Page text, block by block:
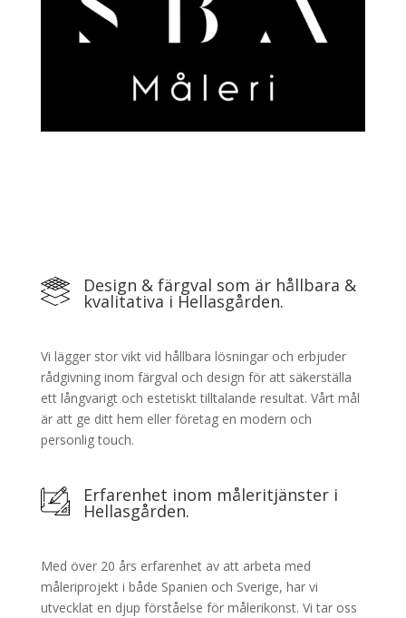
Design & färgval som är hållbara &
kvalitativa i Hellasgården.
Vi lägger stor vikt vid hållbara lösningar och erbjuder
rådgivning inom färgval och design för att säkerställa
ett långvarigt och estetiskt tilltalande resultat. Vårt mål
är att ge ditt hem eller företag en modern och
personlig touch.
Erfarenhet inom måleritjänster i
Hellasgården.
Med över 20 års erfarenhet av att arbeta med
måleriprojekt i både Spanien och Sverige, har vi
utvecklat en djup förståelse för målerikonst. Vi tar oss